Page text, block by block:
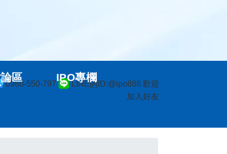
0960-550-797
LINE的ID:@ipo888 歡迎
加入好友
區 IPO專欄